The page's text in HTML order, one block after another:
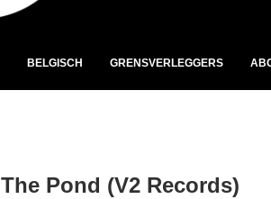
BELGISCH GRENSVERLEGGERS
Pond (V2 Records)